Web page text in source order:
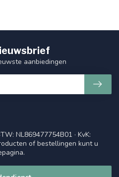
NL869477754B01 · KvK:
of bestellingen kunt u
aanbiedingen